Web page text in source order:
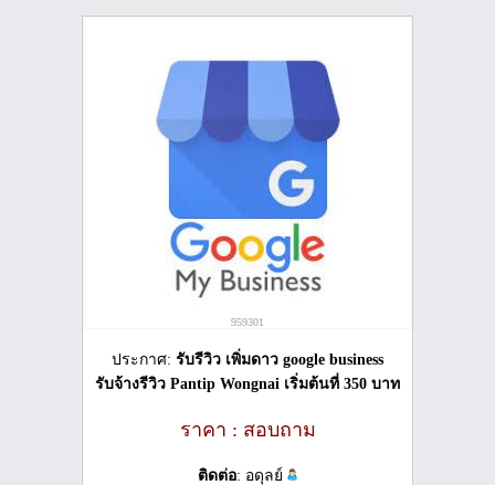
959301
ประกาศ: รับรีวิว เพิ่มดาว google business
รับจ้างรีวิว Pantip Wongnai เริ่มต้นที่ 350 บาท
ราคา : สอบถาม
ติดต่อ: อดุลย์